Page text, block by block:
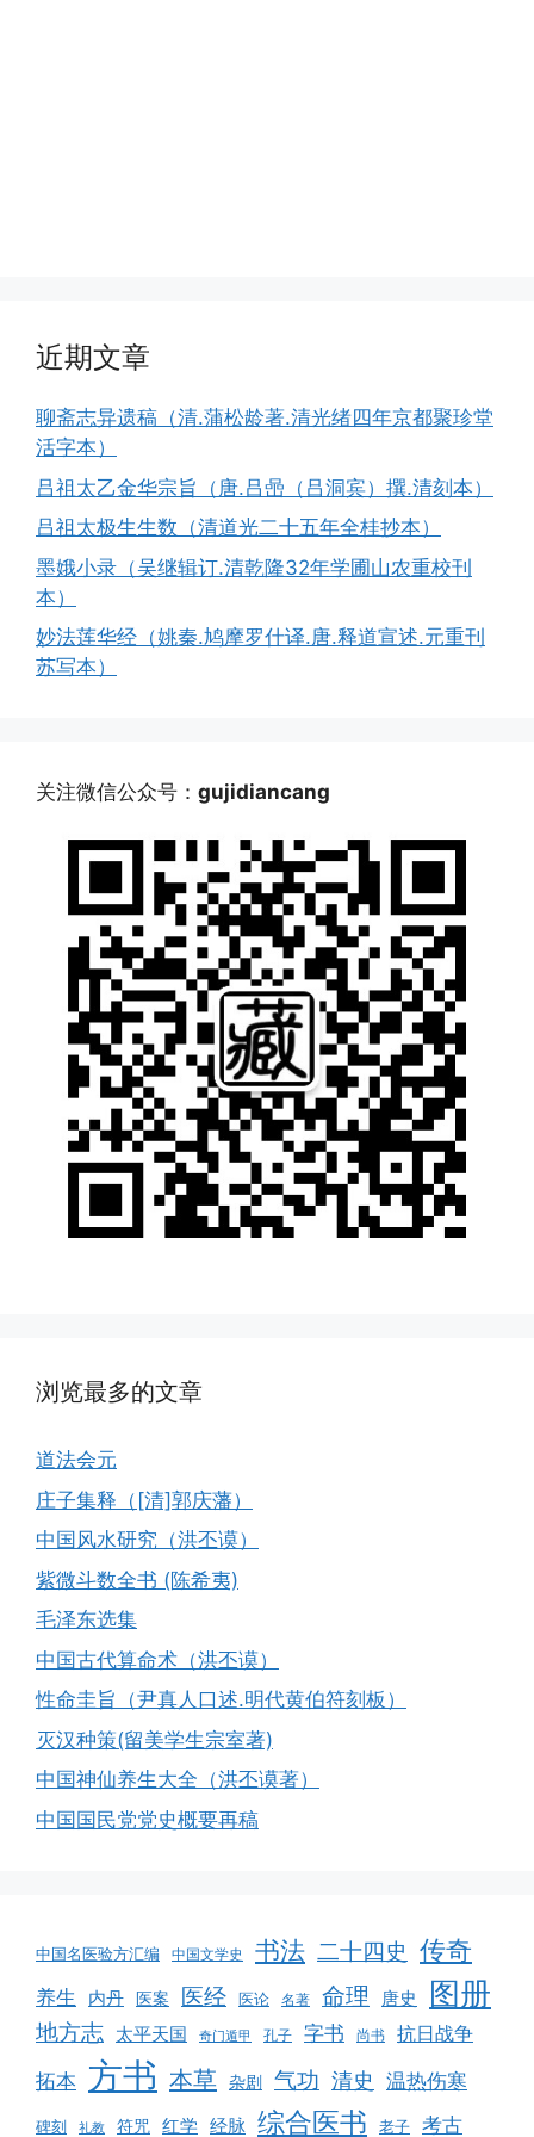
近期文章
聊斋志异遗稿（清.蒲松龄著.清光绪四年京都聚珍堂
活字本）
吕祖太乙金华宗旨（唐.吕喦（吕洞宾）撰.清刻本）
吕祖太极生生数（清道光二十五年全桂抄本）
墨娥小录（吴继辑订.清乾隆32年学圃山农重校刊
本）
妙法莲华经（姚秦.鸠摩罗什译.唐.释道宣述.元重刊
苏写本）
关注微信公众号： gujidiancang
浏览最多的文章
道法会元
庄子集释（[清]郭庆藩）
中国风水研究（洪丕谟）
紫微斗数全书 (陈希夷)
毛泽东选集
中国古代算命术（洪丕谟）
性命圭旨（尹真人口述.明代黄伯符刻板）
灭汉种策(留美学生宗室著)
中国神仙养生大全（洪丕谟著）
中国国民党党史概要再稿
中国名医验方汇编 中国文学史 书法 二十四史 传奇
养生 内丹 医案 医经 医论 名著 命理 唐史 图册
地方志 太平天国 奇门遁甲 孔子 字书 尚书 抗日战争
拓本 方书 本草 杂剧 气功 清史 温热伤寒
碑刻 礼教 符咒 红学 经脉 综合医书 老子 考古